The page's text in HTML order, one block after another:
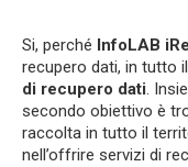
Si, perché InfoLAB
recupero dati, in tutto
di recupero dati.
secondo obiettivo è
raccolta in tutto il
nell’offrire servizi di